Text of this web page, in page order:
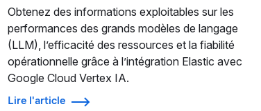
Obtenez des informations exploitables sur les
performances des grands modèles de langage
(LLM), l’efficacité des ressources et la fiabilité
opérationnelle grâce à l’intégration Elastic avec
Google Cloud Vertex IA.
Lire l'article